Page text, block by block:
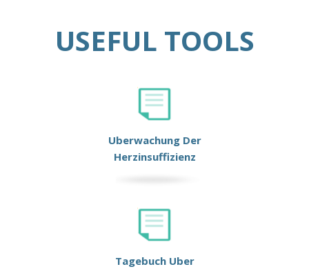
USEFUL TOOLS
Uberwachung Der
Herzinsuffizienz
Tagebuch Uber